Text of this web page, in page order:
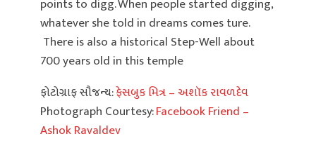
points to digg. When people started digging,
whatever she told in dreams comes ture.
There is also a historical Step-Well about
700 years old in this temple
ફોટોગ્રાફ સૌજન્ય:ફેસબુક મિત્ર – અશૉક રાવળદેવ
Photograph Courtesy:Facebook Friend –
Ashok Ravaldev